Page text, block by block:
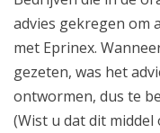
advies gekregen om
met Eprinex.
gezeten, was het
ontwormen, dus te
(Wist u dat dit